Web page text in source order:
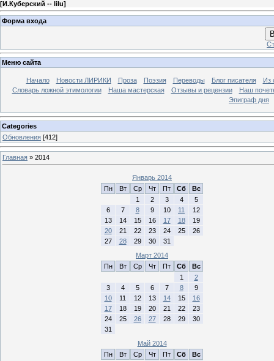
[И.Куберский -- lilu]
Форма входа
Меню сайта
Начало Новости ЛИРИКИ Проза Поэзия Переводы Блог писателя
Из
Словарь ложной этимологии
Наша мастерская Отзывы и рецензии
Наш
Эпиграф дня
Categories
Обновления [412]
Главная » 2014
Январь 2014
Пн
Вт Ср Чт Пт Сб
Вс
1
2 3 4
5
6
7 8 9 10 11
12
13
14 15 16 17 18
19
20
21 22 23 24 25
26
27
28 29 30
31
Март 2014
Пн
Вт Ср Чт Пт Сб
Вс
1
2
3
4 5 6 7 8
9
10
11 12 13 14 15
16
17
18 19 20 21 22
23
24
25 26 27 28 29
30
31
Май 2014
Пн
Вт Ср Чт Пт Сб
Вс